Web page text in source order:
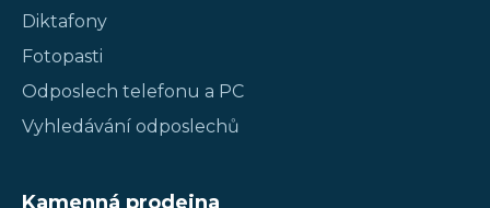
Diktafony
Fotopasti
Odposlech telefonu a PC
Vyhledávání odposlechů
Kamenná prodejna